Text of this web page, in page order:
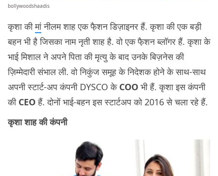
bollywoodshaadis
कृशा कीमांनीलम शाह एक फै़शन डिज़ाइनर हैं. कृशा की एक बड़ी
बहन भी है जिसका नाम नृती शाह है. वो एक फै़शन ब्लॉगर हैं. कृशा के
भाई मिशाल ने अपने पिता की मृत्यु के बाद उनके बिज़नेस की
ज़िम्मेदारी संभाल ली. वो निकुंज समूह के निदेशक होने के साथ-साथ
अपनी स्टार्ट-अप कंपनी DYSCO के COO भी हैं. कृशा इस कंपनी
की CEOहैं. दोनों भाई-बहन इस स्टार्टअप को 2016 से चला रहे हैं.
कृशा शाह की कंपनी